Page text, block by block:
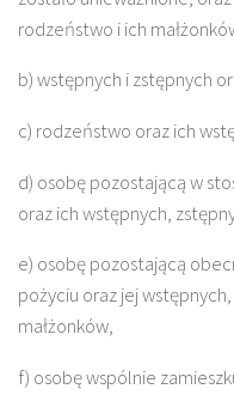
rodzeństwo i ich
b) wstępnych i zstępnych
c) rodzeństwo oraz ich
d) osobę pozostającą w
oraz ich wstępnych,
e) osobę pozostającą
pożyciu oraz jej
małżonków,
f) osobę wspólnie